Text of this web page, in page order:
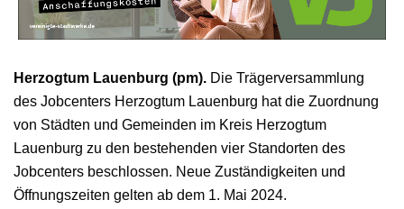
Herzogtum Lauenburg (pm). Die Trägerversammlung
des Jobcenters Herzogtum Lauenburg hat die Zuordnung
von Städten und Gemeinden im Kreis Herzogtum
Lauenburg zu den bestehenden vier Standorten des
Jobcenters beschlossen. Neue Zuständigkeiten und
Öffnungszeiten gelten ab dem 1. Mai 2024.